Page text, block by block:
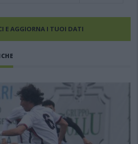
E AGGIORNA I TUOI DATI